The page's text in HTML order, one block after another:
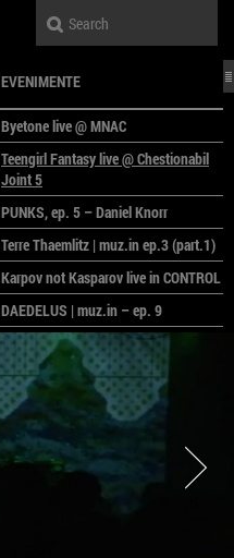
EVENIMENTE
Byetone live @ MNAC
Teengirl Fantasy live @ Chestionabil
Joint 5
PUNKS, ep. 5 – Daniel Knorr
Terre Thaemlitz | muz.in ep.3 (part.1)
Karpov not Kasparov live in CONTROL
DAEDELUS | muz.in – ep. 9
LALELE, LALELE – prima premieră a
anului la MACAZ
CinePOLSKA – filme poloneze la
București
PEOPLE OF ROMANIA se lansează la
galeria Simeza
All Stars For Outernational